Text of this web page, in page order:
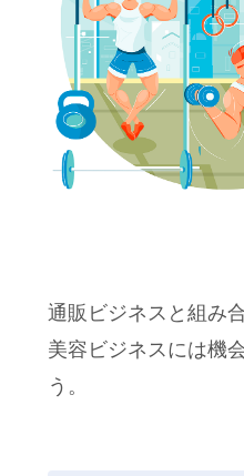
通販ビジネスと組み
美容ビジネスには機
う。